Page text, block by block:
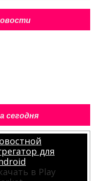
сегодня
для
в Play